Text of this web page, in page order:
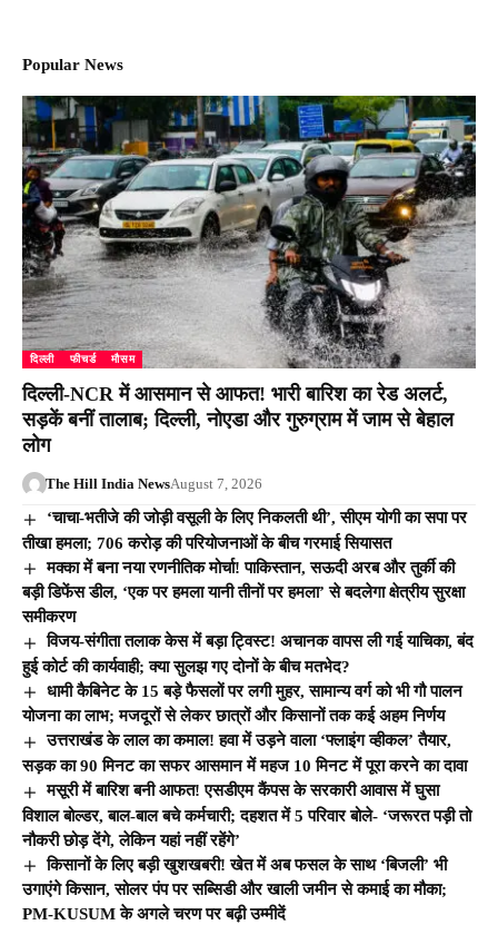
Popular News
दिल्ली फीचर्ड मौसम
दिल्ली-NCR में आसमान से आफत! भारी बारिश का रेड अलर्ट,
सड़कें बनीं तालाब; दिल्ली, नोएडा और गुरुग्राम में जाम से बेहाल
लोग
The Hill India NewsAugust 7, 2026
‘चाचा-भतीजे की जोड़ी वसूली के लिए निकलती थी’, सीएम योगी का सपा पर
तीखा हमला; 706 करोड़ की परियोजनाओं के बीच गरमाई सियासत
मक्का में बना नया रणनीतिक मोर्चा! पाकिस्तान, सऊदी अरब और तुर्की की
बड़ी डिफेंस डील, ‘एक पर हमला यानी तीनों पर हमला’ से बदलेगा क्षेत्रीय सुरक्षा
समीकरण
विजय-संगीता तलाक केस में बड़ा ट्विस्ट! अचानक वापस ली गई याचिका, बंद
हुई कोर्ट की कार्यवाही; क्या सुलझ गए दोनों के बीच मतभेद?
धामी कैबिनेट के 15 बड़े फैसलों पर लगी मुहर, सामान्य वर्ग को भी गौ पालन
योजना का लाभ; मजदूरों से लेकर छात्रों और किसानों तक कई अहम निर्णय
उत्तराखंड के लाल का कमाल! हवा में उड़ने वाला ‘फ्लाइंग व्हीकल’ तैयार,
सड़क का 90 मिनट का सफर आसमान में महज 10 मिनट में पूरा करने का दावा
मसूरी में बारिश बनी आफत! एसडीएम कैंपस के सरकारी आवास में घुसा
विशाल बोल्डर, बाल-बाल बचे कर्मचारी; दहशत में 5 परिवार बोले- ‘जरूरत पड़ी तो
नौकरी छोड़ देंगे, लेकिन यहां नहीं रहेंगे’
किसानों के लिए बड़ी खुशखबरी! खेत में अब फसल के साथ ‘बिजली’ भी
उगाएंगे किसान, सोलर पंप पर सब्सिडी और खाली जमीन से कमाई का मौका;
PM-KUSUM के अगले चरण पर बढ़ी उम्मीदें